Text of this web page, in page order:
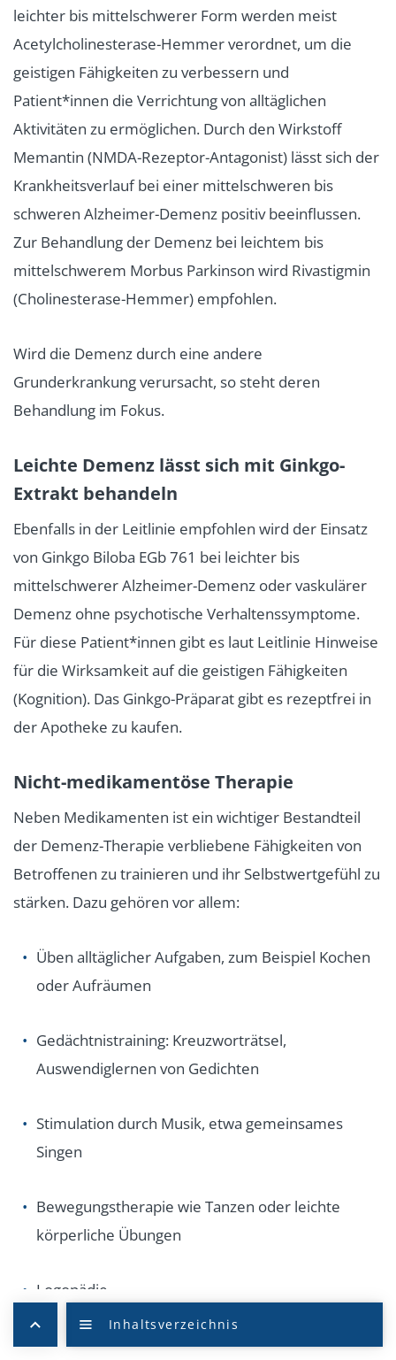
leichter bis mittelschwerer Form werden meist
Acetylcholinesterase-Hemmer verordnet, um die
geistigen Fähigkeiten zu verbessern und
Patient*innen die Verrichtung von alltäglichen
Aktivitäten zu ermöglichen. Durch den Wirkstoff
Memantin (NMDA-Rezeptor-Antagonist) lässt sich der
Krankheitsverlauf bei einer mittelschweren bis
schweren Alzheimer-Demenz positiv beeinflussen.
Zur Behandlung der Demenz bei leichtem bis
mittelschwerem Morbus Parkinson wird Rivastigmin
(Cholinesterase-Hemmer) empfohlen.
Wird die Demenz durch eine andere
Grunderkrankung verursacht, so steht deren
Behandlung im Fokus.
Leichte Demenz lässt sich mit Ginkgo-
Extrakt behandeln
Ebenfalls in der Leitlinie empfohlen wird der Einsatz
von Ginkgo Biloba EGb 761 bei leichter bis
mittelschwerer Alzheimer-Demenz oder vaskulärer
Demenz ohne psychotische Verhaltenssymptome.
Für diese Patient*innen gibt es laut Leitlinie Hinweise
für die Wirksamkeit auf die geistigen Fähigkeiten
(Kognition). Das Ginkgo-Präparat gibt es rezeptfrei in
der Apotheke zu kaufen.
Nicht-medikamentöse Therapie
Neben Medikamenten ist ein wichtiger Bestandteil
der Demenz-Therapie verbliebene Fähigkeiten von
Betroffenen zu trainieren und ihr Selbstwertgefühl zu
stärken. Dazu gehören vor allem:
Üben alltäglicher Aufgaben, zum Beispiel Kochen
oder Aufräumen
Gedächtnistraining: Kreuzworträtsel,
Auswendiglernen von Gedichten
Stimulation durch Musik, etwa gemeinsames
Singen
Bewegungstherapie wie Tanzen oder leichte
körperliche Übungen
Logopädie
Verhaltens- undPsychotherapie